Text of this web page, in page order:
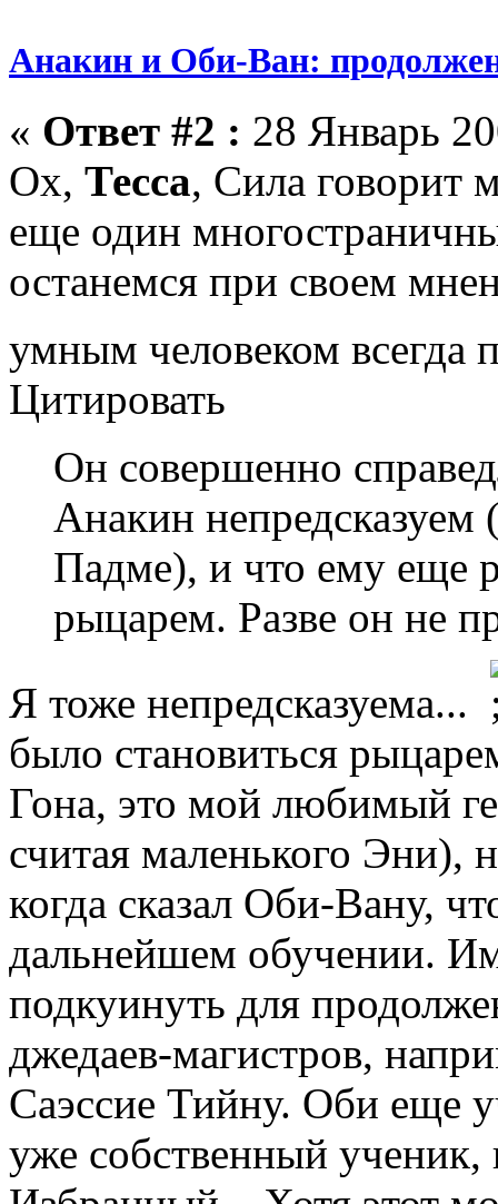
Анакин и Оби-Ван:
« Ответ #2 : 28 Январь
Ох, Тесса, Сила говорит
еще один
останемся при своем
умным человеком всегда
Цитировать
Он совершенно
Анакин непредсказуем
Падме), и что ему еще
рыцарем. Разве он не
Я тоже непредсказуема...
было становиться
Гона, это мой любимый
считая маленького
когда сказал Оби-Вану,
дальнейшем обучении.
подкуинуть для
джедаев-магистров,
Саэссие Тийну. Оби еще
уже собственный